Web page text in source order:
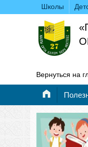
Школы
Вернуться на